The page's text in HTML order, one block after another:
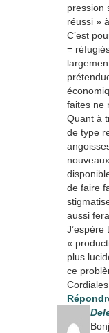
pression
réussi »
C’est
=
faites ne
Quant à
de type
de faire
aussi
«
plus
ce